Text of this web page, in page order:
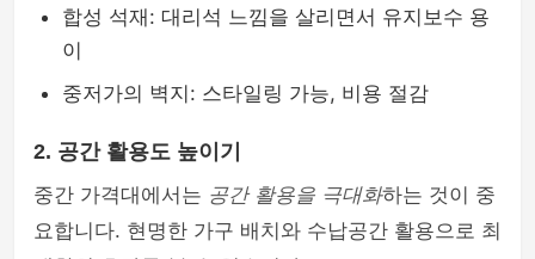
합성 석재: 대리석 느낌을 살리면서 유지보수 용
이
중저가의 벽지: 스타일링 가능, 비용 절감
2. 공간 활용도 높이기
중간 가격대에서는 공간 활용을 극대화하는 것이 중
요합니다. 현명한 가구 배치와 수납공간 활용으로 최